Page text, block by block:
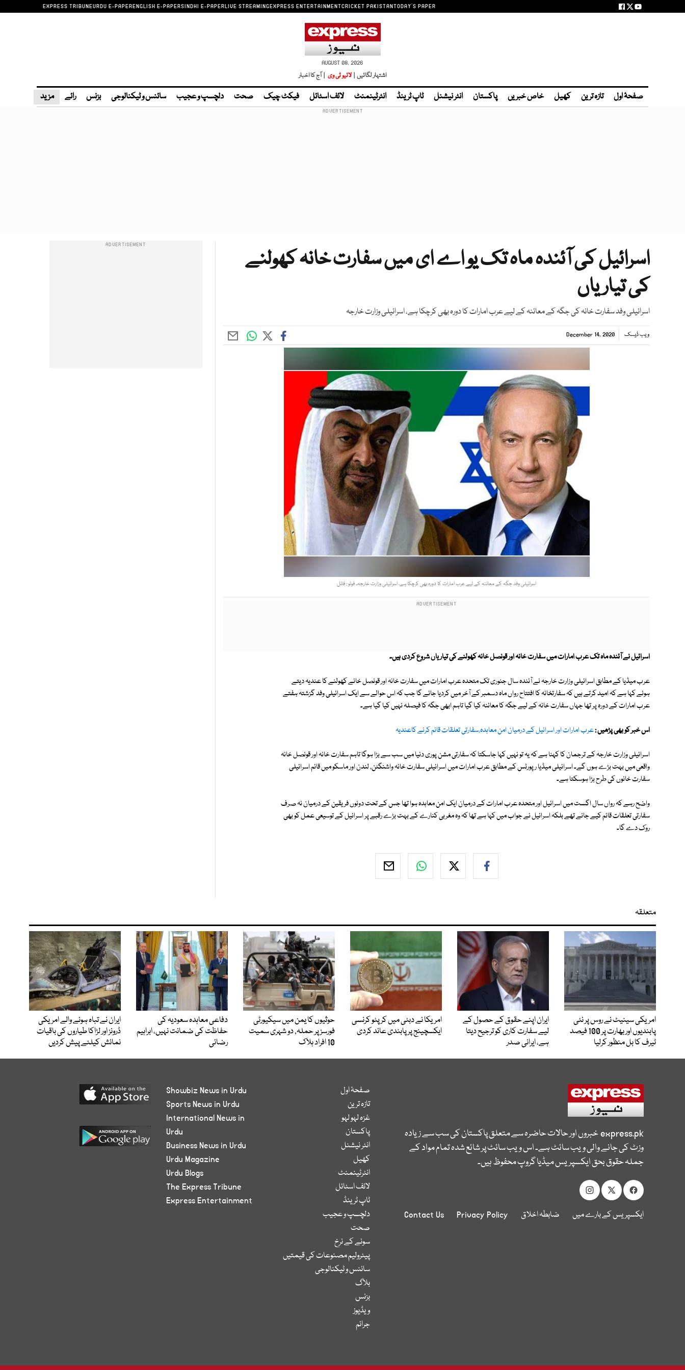
EXPRESS TRIBUNEURDU E-PAPERENGLISH E-PAPERSINDHI E-PAPERLIVE STREAMINGEXPRESS ENTERTAINMENTCRICKET PAKISTANTODAY'S PAPER
AUGUST 08, 2026
اشتہار لگائیں | لائیو ٹی وی | آج کا اخبار
صفحۂ اول تازہ ترین کھیل خاص خبریں پاکستان انٹر نیشنل ٹاپ ٹرینڈ انٹرٹینمنٹ لائف اسٹائل فیکٹ چیک صحت دلچسپ و عجیب سائنس و ٹیکنالوجی بزنس رائے مزید
اسرائیل کی آئندہ ماہ تک یو اے ای میں سفارت خانہ کھولنے
کی تیاریاں
اسرائیلی وفد سفارت خانہ کی جگہ کے معائنہ کے لیے عرب امارات کا دورہ بھی کرچکا ہے، اسرائیلی وزارت خارجہ
ویب ڈیسک December 14, 2020
اسرائیلی وفد جگہ کے معائنہ کے لیے عرب امارات کا دورہ بھی کرچکا ہے، اسرائیلی وزارت خارجہ۔ فوٹو : فائل
اسرائیل نے آئندہ ماہ تک عرب امارات میں سفارت خانہ اور قونصل خانہ کھولنے کی تیاریاں شروع کردی ہیں۔
عرب میڈیا کے مطابق اسرائیلی وزارت خارجہ نے آئندہ سال جنوری تک متحدہ عرب امارات میں سفارت خانہ اور قونصل خانے کھولنے کا عندیہ دیتے
ہوئے کہا ہے کہ امید کرتے ہیں کہ سفارتخانہ کا افتتاح رواں ماہ دسمبر کے آخر میں کردیا جائے گا جب کہ اس حوالے سے ایک اسرائیلی وفد گزشتہ ہفتے
عرب امارات کے دورہ پر تھا جہاں سفارت خانہ کے لیے جگہ کا معائنہ کیا گیا تاہم ابھی جگہ کا فیصلہ نہیں کیا گیا ہے۔
اس خبر کو بھی پڑھیں :عرب امارات اور اسرائیل کے درمیان امن معاہدہ،سفارتی تعلقات قائم کرنے کاعندیہ
اسرائیلی وزارت خارجہ کے ترجمان کا کہنا ہے کہ یہ تو نہیں کہا جاسکتا کہ سفارتی مشن پوری دنیا میں سب سے بڑا ہوگا تاہم سفارت خانہ اور قونصل خانہ
واقعی میں بہت بڑے ہوں گے۔ اسرائیلی میڈیا رپورٹس کے مطابق عرب امارات میں اسرائیلی سفارت خانہ واشنگٹن، لندن اور ماسکو میں قائم اسرائیلی
سفارت خانوں کی طرح بڑا ہوسکتا ہے۔
واضح رہے کہ رواں سال اگست میں اسرائیل اور متحدہ عرب امارات کے درمیان ایک امن معاہدہ ہوا تھا جس کے تحت دونوں فریقین کے درمیان نہ صرف
سفارتی تعلقات قائم کیے جانے تھے بلکہ اسرائیل نے جواب میں کہا ہے تھا کہ وہ مغربی کنارے کے بہت بڑے رقبے پر اسرائیل کے توسیعی عمل کو بھی
روک دے گا۔
متعلقہ
امریکی سینیٹ نے روس پر نئی
پابندیوں اور بھارت پر 100 فیصد
ٹیرف کا بل منظور کرلیا
ایران اپنے حقوق کے حصول کے
لیے سفارت کاری کو ترجیح دیتا
ہے، ایرانی صدر
امریکا نے دبئی میں کرپٹو کرنسی
ایکسچینج پر پابندی عائد کردی
حوثیوں کا یمن میں سیکیورٹی
فورسز پر حملہ, دو شہری سمیت
10 افراد ہلاک
دفاعی معاہدہ سعودیہ کی
حفاظت کی ضمانت نہیں، ابراہیم
رضائی
ایران نے تباہ ہونے والے امریکی
ڈرونز اور لڑاکا طیاروں کی باقیات
نمائش کیلئے پیش کردیں
express.pkخبروں اور حالات حاضرہ سے متعلق پاکستان کی سب سے زیادہ
وزٹ کی جانے والی ویب سائٹ ہے۔ اس ویب سائٹ پر شائع شدہ تمام مواد کے
جملہ حقوق بحق ایکسپریس میڈیا گروپ محفوظ ہیں۔
ایکسپریس کے بارے میں ضابطہ اخلاق Privacy Policy
Contact Us
صفحۂ اول
تازہ ترین
غزہ لہو لہو
پاکستان
انٹر نیشنل
کھیل
انٹرٹینمنٹ
لائف اسٹائل
ٹاپ ٹرینڈ
دلچسپ و عجیب
صحت
سونے کے نرخ
پیٹرولیم مصنوعات کی قیمتیں
سائنس و ٹیکنالوجی
بلاگ
بزنس
ویڈیوز
جرائم
Showbiz News in Urdu
Sports News in Urdu
International News in
Urdu
Business News in Urdu
Urdu Magazine
Urdu Blogs
The Express Tribune
Express Entertainment